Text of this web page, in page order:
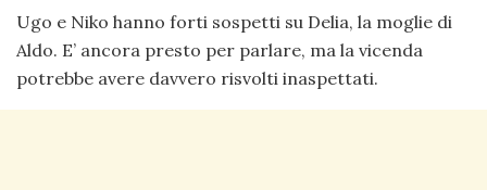
Ugo e Niko hanno forti sospetti su Delia, la moglie di
Aldo. E’ ancora presto per parlare, ma la vicenda
potrebbe avere davvero risvolti inaspettati.